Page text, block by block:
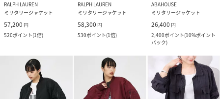
RALPH LAUREN
ミリタリージャケット
57,200 円
520ポイント(1倍)
RALPH LAUREN
ミリタリージャケット
58,300 円
530ポイント(1倍)
ABAHOUSE
ミリタリージャケット
26,400 円
2,400ポイント(10%ポイント
バック)